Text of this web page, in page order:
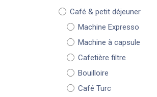
Café & petit déjeuner
Machine Expresso
Machine à capsule
Cafetière filtre
Bouilloire
Café Turc